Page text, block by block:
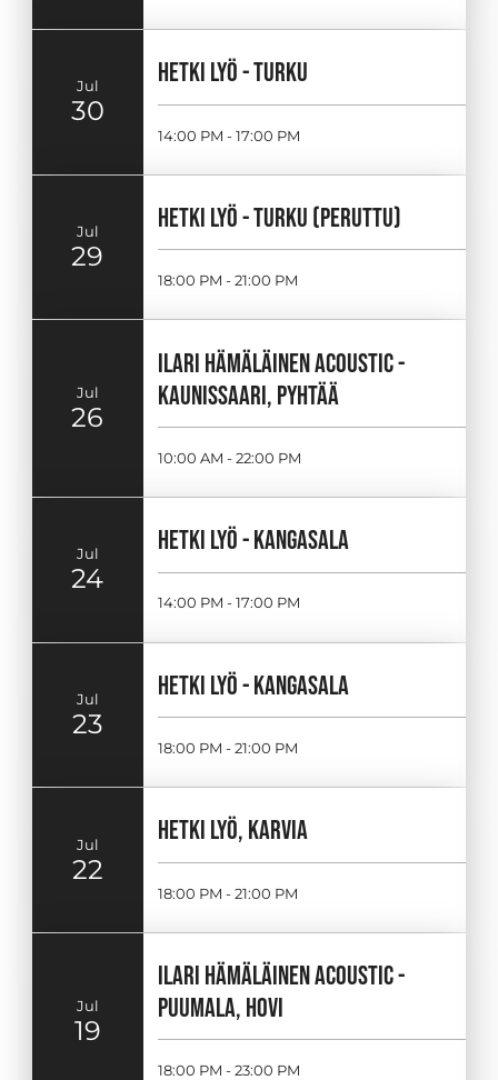
Jul
30
HETKI LYÖ - TURKU
14:00 PM - 17:00 PM
Jul
29
HETKI LYÖ - TURKU (PERUTTU)
18:00 PM - 21:00 PM
Jul
26
ILARI HÄMÄLÄINEN ACOUSTIC -
KAUNISSAARI, PYHTÄÄ
10:00 AM - 22:00 PM
Jul
24
HETKI LYÖ - KANGASALA
14:00 PM - 17:00 PM
Jul
23
HETKI LYÖ - KANGASALA
18:00 PM - 21:00 PM
Jul
22
HETKI LYÖ, KARVIA
18:00 PM - 21:00 PM
Jul
19
ILARI HÄMÄLÄINEN ACOUSTIC -
PUUMALA, HOVI
18:00 PM - 23:00 PM